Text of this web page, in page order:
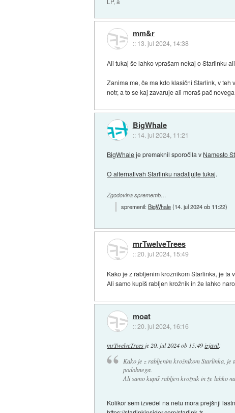
mm&r
:: 13. jul 2024, 14:38
Ali tukaj še lahko vprašam nekaj o Starlinku
Zanima me, če ma kdo klasični Starlink, v
notr, a to se kaj zavaruje ali moraš pač
BigWhale
:: 14. jul 2024, 11:21
BigWhaleje premaknil sporočila v Namesto
O alternativah Starlinku nadaljujte tukaj.
Zgodovina sprememb…
spremenil:BigWhale(14. jul 2024 ob 11:22)
mrTwelveTrees
::20. jul 2024, 15:49
Kako je z rabljenim krožnikom Starlinka, je
Ali samo kupiš rabljen krožnik in že lahko
moat
::20. jul 2024, 16:16
mrTwelveTreesje20. jul 2024 ob 15:49 izjavil:
Kako je z rabljenim krožnikom Starlinka,
podobnega.
Ali samo kupiš rabljen krožnik in že lahko
Kolikor sem izvedel na netu mora prejšnji